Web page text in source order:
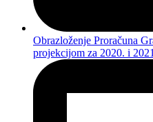
Obrazloženje Proračuna
projekcijom za 2020. i